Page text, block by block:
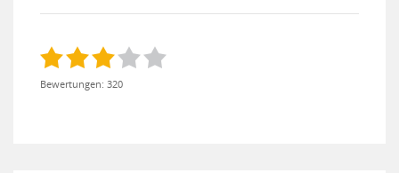
Bewertungen: 320